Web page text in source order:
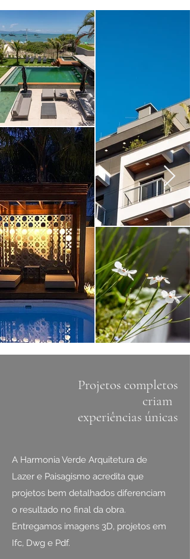
Projetos completos
criam
experiências únicas
A Harmonia Verde Arquitetura de
Lazer e Paisagismo acredita que
projetos bem detalhados diferenciam
o resultado no final da obra.
Entregamos imagens 3D, projetos em
Ifc, Dwg e Pdf.